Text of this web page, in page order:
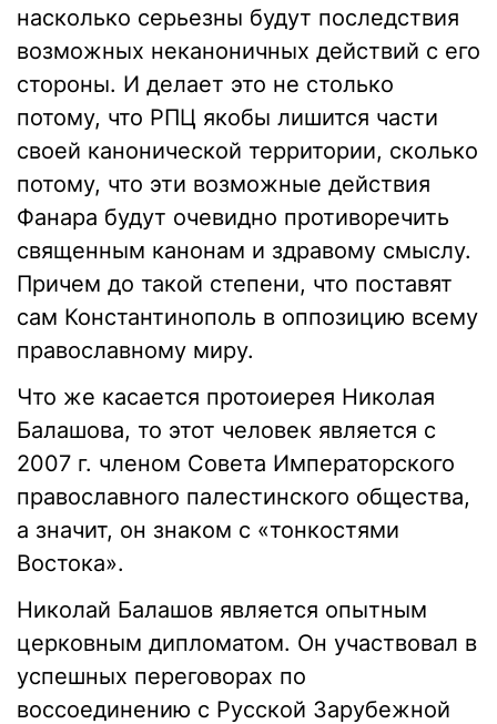
насколько серьезны будут последствия
возможных неканоничных действий с его
стороны. И делает это не столько
потому, что РПЦ якобы лишится части
своей канонической территории, сколько
потому, что эти возможные действия
Фанара будут очевидно противоречить
священным канонам и здравому смыслу.
Причем до такой степени, что поставят
сам Константинополь в оппозицию всему
православному миру.
Что же касается протоиерея Николая
Балашова, то этот человек является с
2007 г. членом Совета Императорского
православного палестинского общества,
а значит, он знаком с «тонкостями
Востока».
Николай Балашов является опытным
церковным дипломатом. Он участвовал в
успешных переговорах по
воссоединению с Русской Зарубежной